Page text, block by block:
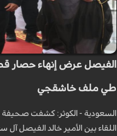
الفيصل عرض إنهاء حصار
طي ملف خاشقجي
السعودية - الكوثر: كشفت صحيفة
اللقاء بين الأمير خالد الفيصل